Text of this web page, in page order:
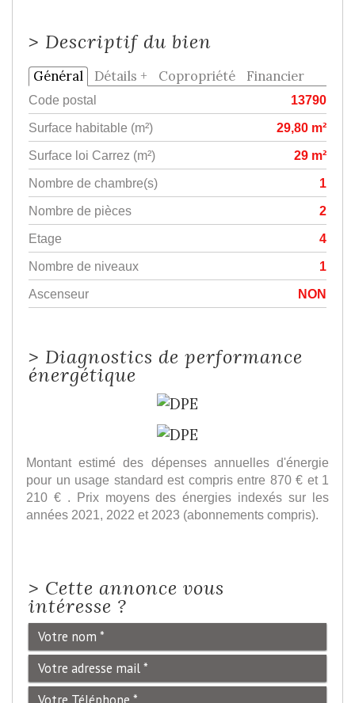
> Descriptif du bien
Général Détails + Copropriété Financier
Code postal
13790
Surface habitable (m²)
29,80 m²
Surface loi Carrez (m²)
29 m²
Nombre de chambre(s)
1
Nombre de pièces
2
Etage
4
Nombre de niveaux
1
Ascenseur
NON
> Diagnostics de performance
énergétique
Montant estimé des dépenses annuelles d'énergie
pour un usage standard est compris entre 870 € et 1
210 € . Prix moyens des énergies indexés sur les
années 2021, 2022 et 2023 (abonnements compris).
> Cette annonce vous
intéresse ?